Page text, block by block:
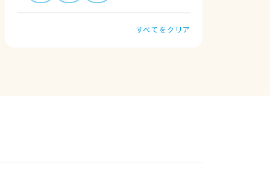
すべてをクリア